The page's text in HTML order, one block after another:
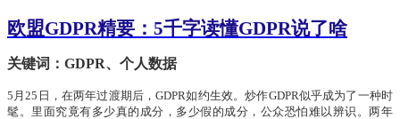
欧盟GDPR精要：5千字读懂GDPR说了啥
关键词：GDPR、个人数据
5月25日，在两年过渡期后，GDPR如约生效。炒作GDPR似乎成为了一种时
髦。里面究竟有多少真的成分，多少假的成分，公众恐怕难以辨识。两年